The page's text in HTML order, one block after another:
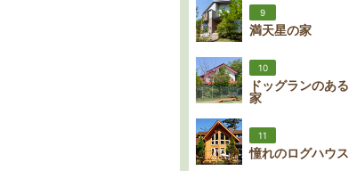
9
満天星の家
10
ドッグランのある
家
11
憧れのログハウス